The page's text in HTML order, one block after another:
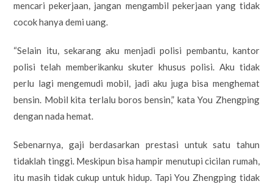
mencari pekerjaan, jangan mengambil pekerjaan yang tidak
cocok hanya demi uang.
“Selain itu, sekarang aku menjadi polisi pembantu, kantor
polisi telah memberikanku skuter khusus polisi. Aku tidak
perlu lagi mengemudi mobil, jadi aku juga bisa menghemat
bensin. Mobil kita terlalu boros bensin,” kata You Zhengping
dengan nada hemat.
Sebenarnya, gaji berdasarkan prestasi untuk satu tahun
tidaklah tinggi. Meskipun bisa hampir menutupi cicilan rumah,
itu masih tidak cukup untuk hidup. Tapi You Zhengping tidak